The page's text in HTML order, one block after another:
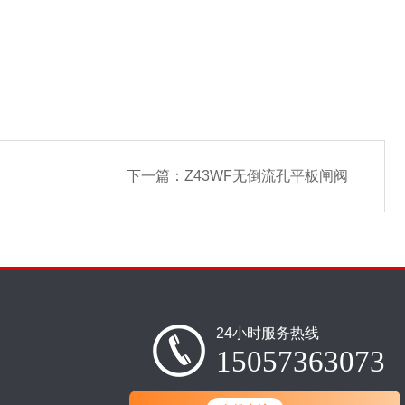
下一篇： Z43WF无倒流孔平板闸阀
24小时服务热线
15057363073